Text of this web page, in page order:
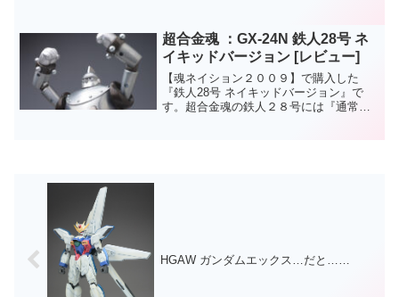
《飛影＆黒獅子》と《飛影&鳳雷鷹》もあ
ると一層プレイバリュー...
超合金魂 ：GX-24N 鉄人28号 ネ
イキッドバージョン [レビュー]
【魂ネイション２００９】で購入した
『鉄人28号 ネイキッドバージョン』で
す。超合金魂の鉄人２８号には『通常
HGAW ガンダムエックス…だと……